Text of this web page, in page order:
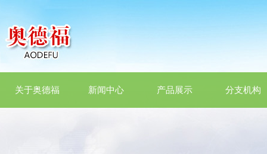
关于奥德福 新闻中心 产品展示 分支机构